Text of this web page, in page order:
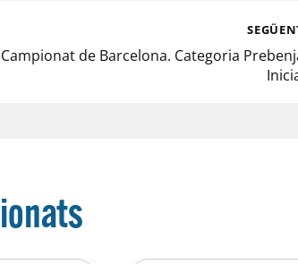
Campionat de Barcelona. Categoria